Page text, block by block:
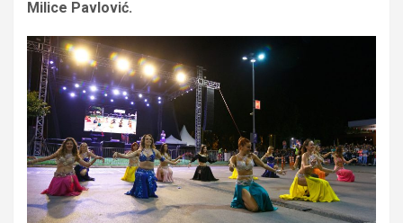
Milice Pavlović.